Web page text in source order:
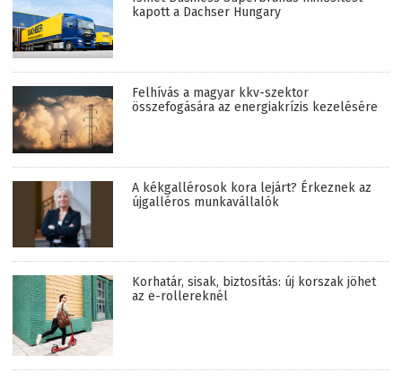
kapott a Dachser Hungary
Felhívás a magyar kkv-szektor
összefogására az energiakrízis kezelésére
A kékgallérosok kora lejárt? Érkeznek az
újgalléros munkavállalók
Korhatár, sisak, biztosítás: új korszak jöhet
az e-rollereknél